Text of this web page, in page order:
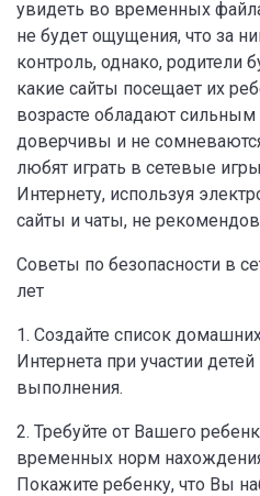
увидеть во временных
не будет ощущения, что за
контроль, однако, родители
какие сайты посещает их
возрасте обладают
доверчивы и не
любят играть в сетевые
Интернету, используя
сайты и чаты, не
Советы по безопасности в
лет
1. Создайте список
Интернета при участии детей
выполнения.
2. Требуйте от Вашего
временных норм
Покажите ребенку, что Вы